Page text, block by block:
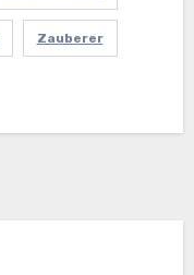
Zauberer